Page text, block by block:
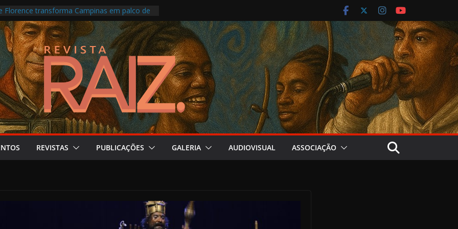
Florence transforma Campinas em palco de
memória e crise climática
os Pontos de Cultura e as escolas
indígenas e afro-brasileiras
percorre memórias e territórios de
Indígenas com programação intensa no
REVISTAS PUBLICAÇÕES GALERIA AUDIOVISUAL ASSOCIAÇÃO